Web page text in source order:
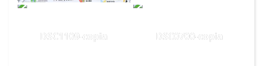
DSC1109-copia DSC0700-copia